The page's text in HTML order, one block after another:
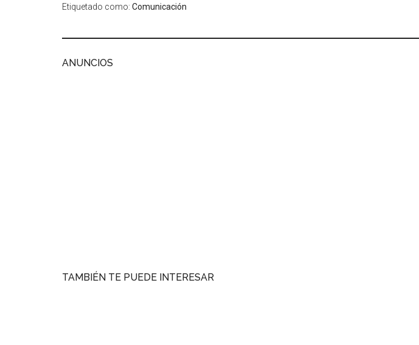
Etiquetado como: Comunicación
ANUNCIOS
TAMBIÉN TE PUEDE INTERESAR